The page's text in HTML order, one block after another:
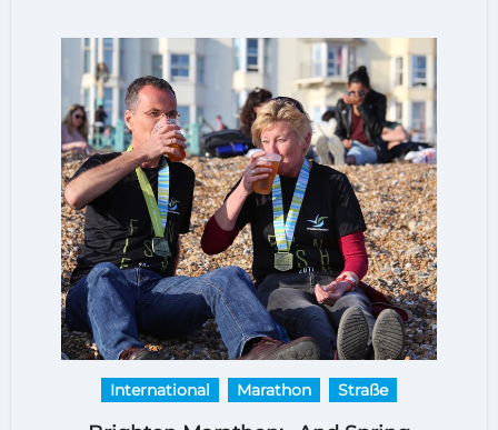
International Marathon Straße